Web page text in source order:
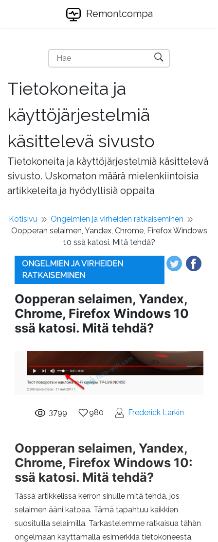
Remontcompa
Tietokoneita ja
käyttöjärjestelmiä
käsittelevä sivusto
Tietokoneita ja käyttöjärjestelmiä käsittelevä
sivusto. Uskomaton määrä mielenkiintoisia
artikkeleita ja hyödyllisiä oppaita
Kotisivu
Ongelmien ja virheiden ratkaiseminen
Oopperan selaimen, Yandex, Chrome, Firefox Windows
10 ssä katosi. Mitä tehdä?
ONGELMIEN JA VIRHEIDEN
RATKAISEMINEN
Oopperan selaimen, Yandex,
Chrome, Firefox Windows 10
ssä katosi. Mitä tehdä?
3799 980 Frederick Larkin
Oopperan selaimen, Yandex,
Chrome, Firefox Windows 10:
ssä katosi. Mitä tehdä?
Tässä artikkelissa kerron sinulle mitä tehdä, jos
selaimen ääni katoaa. Tämä tapahtuu kaikkien
suosituilla selaimilla. Tarkastelemme ratkaisua tähän
ongelmaan käyttämällä esimerkkiä tietokoneesta,